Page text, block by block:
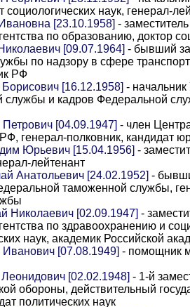
социологических наук, генерал-
[23.10.1958] -
по образованию, доктор
[09.07.1964] - бывший
по надзору в сфере
РФ
[16.12.1958] -
службы и кадров Федеральной
[04.09.1947] - член
генерал-полковник, кандидат
Юрьевич [15.04.1956] -
лейтенант
Анатольевич [24.02.1952] -
таможенной службы,
Николаевич [02.09.1947] -
по здравоохранению и
наук, академик Российской
[07.08.1949] - помощник
[02.02.1948] - 1-й
обороны, действительный
политических наук